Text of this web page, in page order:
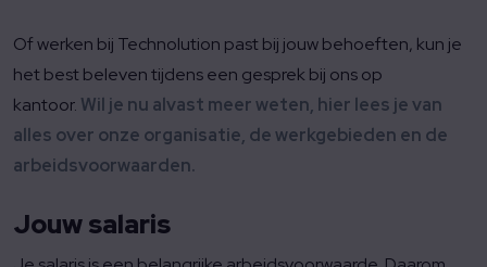
Of werken bij Technolution past bij jouw behoeften, kun je
het best beleven tijdens een gesprek bij ons op
kantoor. Wil je nu alvast meer weten, hier lees je van
alles over onze organisatie, de werkgebieden en de
arbeidsvoorwaarden.
Jouw salaris